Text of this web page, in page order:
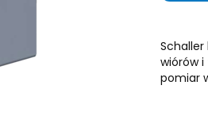
wiórów i
pomiar